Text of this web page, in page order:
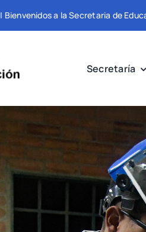
| Bienvenidos a la Secretaria de
Secretaría